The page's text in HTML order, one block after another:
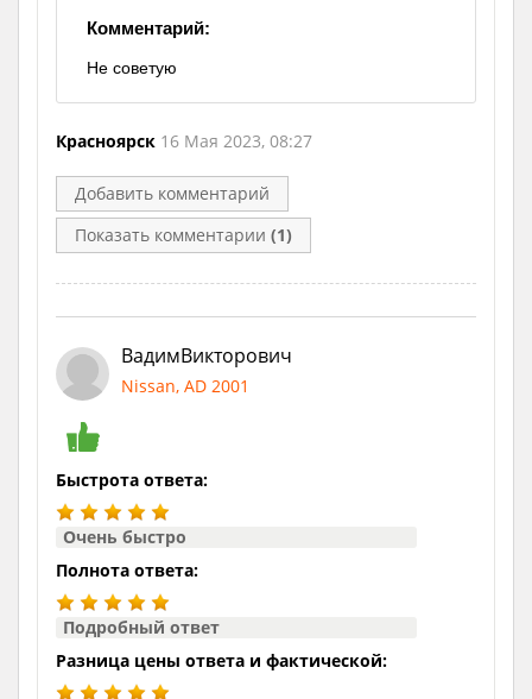
Комментарий:
Не советую
Красноярск 16 Мая 2023, 08:27
Добавить комментарий
Показать комментарии (1)
ВадимВикторович
Nissan, AD 2001
Быстрота ответа:
Очень быстро
Полнота ответа:
Подробный ответ
Разница цены ответа и фактической: